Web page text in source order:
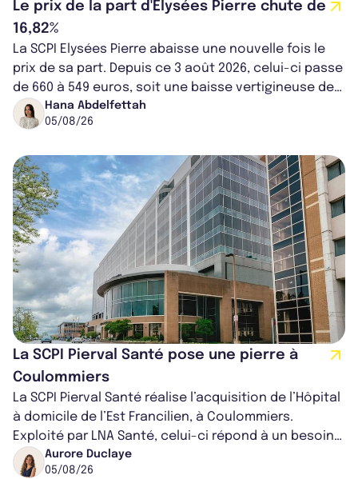
Le prix de la part d'Elysées Pierre chute de
16,82%
La SCPI Elysées Pierre abaisse une nouvelle fois le
prix de sa part. Depuis ce 3 août 2026, celui-ci passe
de 660 à 549 euros, soit une baisse vertigineuse de
16,82%. Cette nouvell...
Hana Abdelfettah
05/08/26
La SCPI Pierval Santé pose une pierre à
Coulommiers
La SCPI Pierval Santé réalise l’acquisition de l’Hôpital
à domicile de l’Est Francilien, à Coulommiers.
Exploité par LNA Santé, celui-ci répond à un besoin
médical croissant, qui s...
Aurore Duclaye
05/08/26